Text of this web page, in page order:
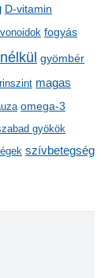
D-vitamin
fogyás
gyömbér
magas
omega-3
gyökök
szívbetegség